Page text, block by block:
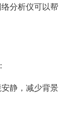
分析仪可以帮
静，减少背景